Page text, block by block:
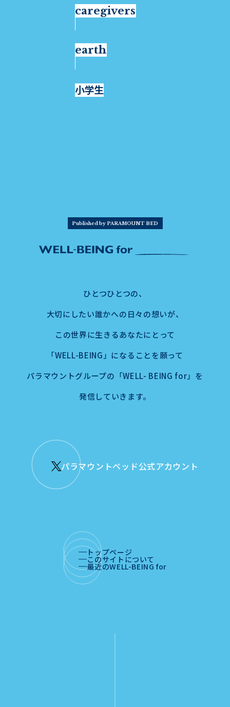
caregivers
earth
小学生
Published by PARAMOUNT BED
ひとつひとつの、
大切にしたい誰かへの日々の想いが、
この世界に生きるあなたにとって
「WELL-BEING」になることを願って
パラマウントグループの「WELL- BEING for」を
発信していきます。
パラマウントベッド公式アカウント
トップページ
このサイトについて
最近のWELL-BEING for